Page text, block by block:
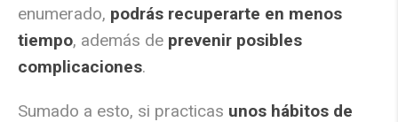
enumerado, podrás recuperarte en menos
tiempo, además de prevenir posibles
complicaciones.
Sumado a esto, si practicas unos hábitos de